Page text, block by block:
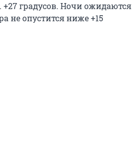
+27 градусов. Ночи ожидаются
не опустится ниже +15